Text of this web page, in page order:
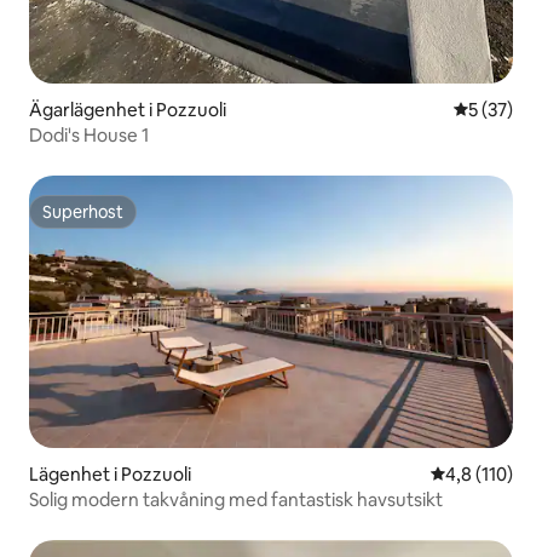
Ägarlägenhet i Pozzuoli 5 av 5 i
5 (37)
Dodi's House 1
Superhost
Superhost
Lägenhet i Pozzuoli 4,8 av 5 i
4,8 (110)
Solig modern takvåning med fantastisk havsutsikt